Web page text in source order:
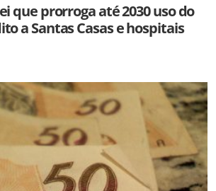
que prorroga até 2030 uso do
a Santas Casas e hospitais